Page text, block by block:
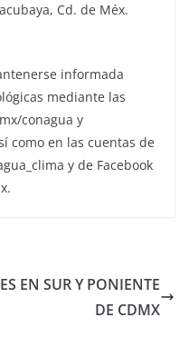
Cd. de Méx.
informada
mediante las
conagua y
como en las cuentas de
y de Facebook
EN SUR Y PONIENTE
DE CDMX